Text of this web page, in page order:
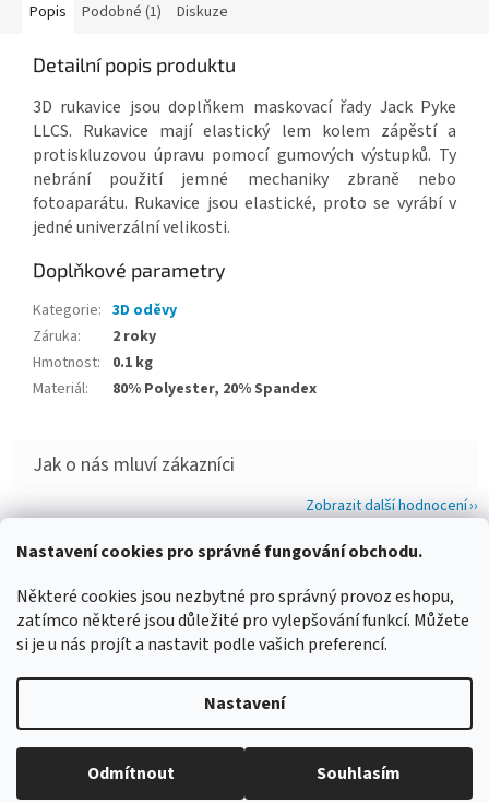
Nastavení cookies pro správné fungování obchodu.
Některé cookies jsou nezbytné pro správný provoz eshopu,
zatímco některé jsou důležité pro vylepšování funkcí. Můžete
si je u nás projít a nastavit podle vašich preferencí.
Nastavení
Odmítnout Souhlasím
Popis Podobné (1) Diskuze
Detailní popis produktu
3D rukavice jsou doplňkem maskovací řady Jack Pyke
LLCS. Rukavice mají elastický lem kolem zápěstí a
protiskluzovou úpravu pomocí gumových výstupků. Ty
nebrání použití jemné mechaniky zbraně nebo
fotoaparátu. Rukavice jsou elastické, proto se vyrábí v
jedné univerzální velikosti.
Doplňkové parametry
Kategorie: 3D oděvy
Záruka:
2 roky
Hmotnost:
0.1 kg
Materiál: 80% Polyester, 20% Spandex
Zobrazit další hodnocení
Copyright 2026www.maskovanivprirode.cz. Všechna práva
vyhrazena.
Upravit nastavení cookies